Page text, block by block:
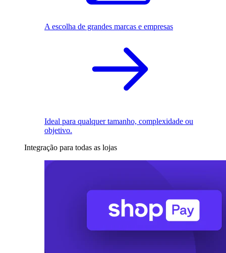
A escolha de grandes marcas e empresas
Ideal para qualquer tamanho, complexidade ou
objetivo.
Integração para todas as lojas